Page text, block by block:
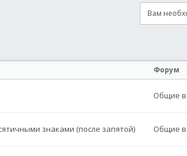
Вам
Форум
Общие
знаками (после запятой) Общие